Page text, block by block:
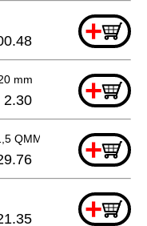
+
mm +
2.30
QMM H07RN-F ET-BG
+
+